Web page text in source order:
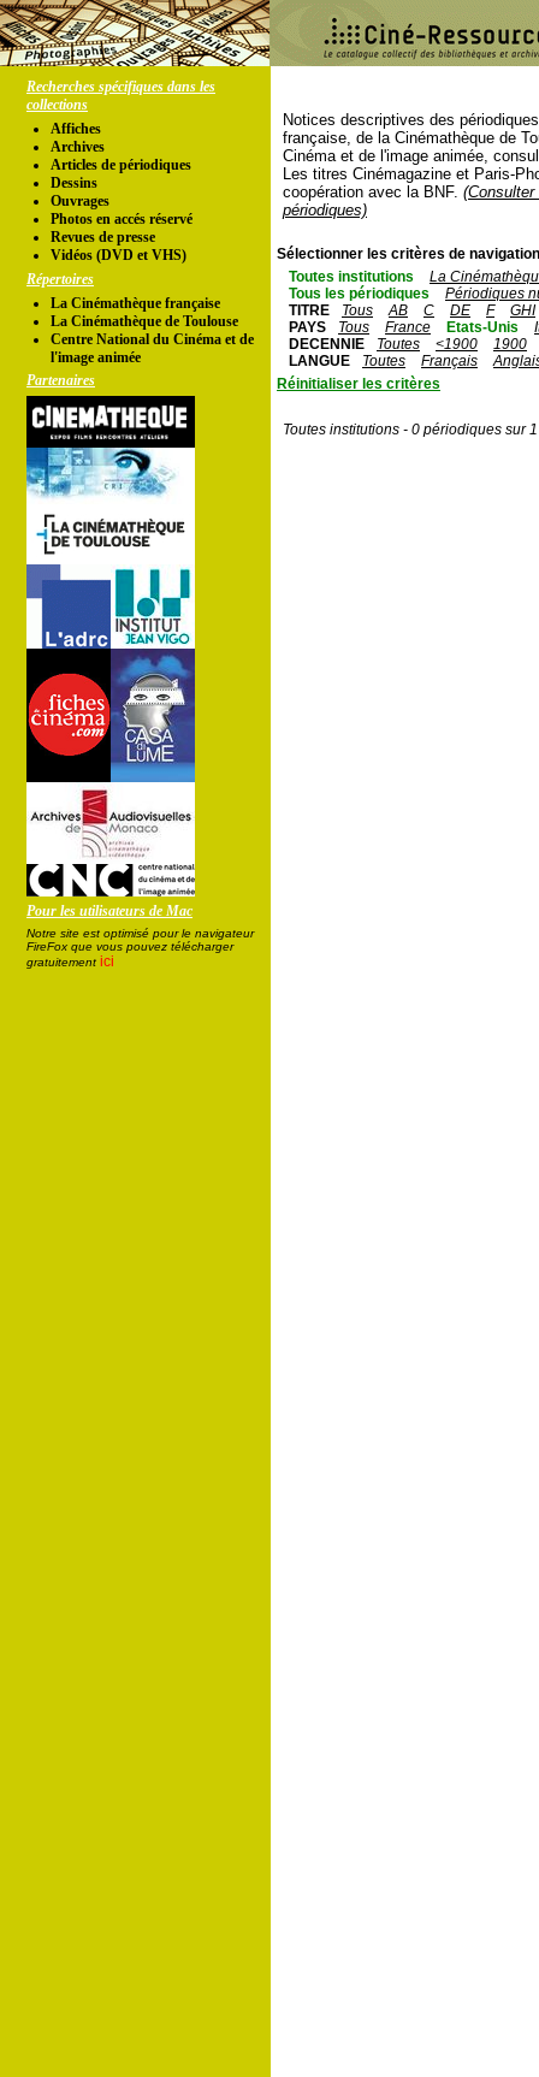
Recherches spécifiques dans les
collections
Affiches
Archives
Articles de périodiques
Dessins
Ouvrages
Photos en accés réservé
Revues de presse
Vidéos (DVD et VHS)
Répertoires
La Cinémathèque française
La Cinémathèque de Toulouse
Centre National du Cinéma et de
l'image animée
Partenaires
Pour les utilisateurs de Mac
Notre site est optimisé pour le navigateur
FireFox que vous pouvez télécharger
gratuitement ici
Notices descriptives des
française, de la Cinémathèque de
Cinéma et de l'image animée,
Les titres Cinémagazine et Paris-
coopération avec la BNF.
périodiques)
Sélectionner les critères de
Toutes institutions
La
Tous les périodiques
Périodiques
TITRE
Tous AB C DE F
GHI
PAYS
Tous France Etats-Unis
DECENNIE
Toutes <1900
1900
LANGUE
Toutes Français
Réinitialiser les critères
Toutes institutions - 0 périodiques sur